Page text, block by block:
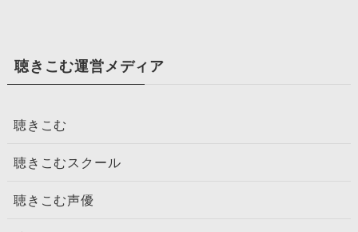
聴きこむ運営メディア
聴きこむ
聴きこむスクール
聴きこむ声優